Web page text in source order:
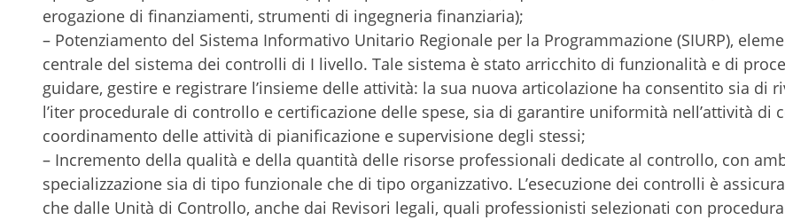
erogazione di finanziamenti, strumenti di ingegneria finanziaria);
– Potenziamento del Sistema Informativo Unitario Regionale per la Programmazione (SIURP),
centrale del sistema dei controlli di I livello. Tale sistema è stato arricchito di funzionalità e di
guidare, gestire e registrare l’insieme delle attività: la sua nuova articolazione ha consentito sia di
l’iter procedurale di controllo e certificazione delle spese, sia di garantire uniformità nell’attività di
coordinamento delle attività di pianificazione e supervisione degli stessi;
– Incremento della qualità e della quantità delle risorse professionali dedicate al controllo, con
specializzazione sia di tipo funzionale che di tipo organizzativo. L’esecuzione dei controlli è
che dalle Unità di Controllo, anche dai Revisori legali, quali professionisti selezionati con